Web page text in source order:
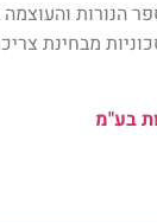
מבחינת
בע"מ